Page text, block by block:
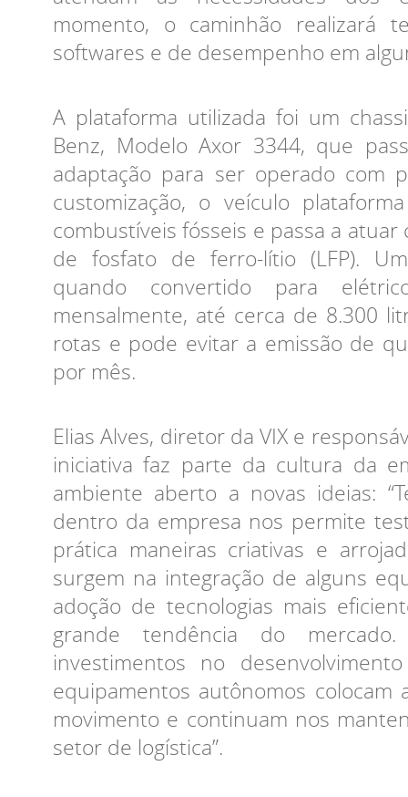
momento, o caminhão realizará
softwares e de desempenho em
A plataforma utilizada foi um
Benz, Modelo Axor 3344, que
adaptação para ser operado com
customização, o veículo
combustíveis fósseis e passa a
de fosfato de ferro-lítio (LFP).
quando convertido para
mensalmente, até cerca de 8.300
rotas e pode evitar a emissão de
por mês.
Elias Alves, diretor da VIX e
iniciativa faz parte da cultura da
ambiente aberto a novas ideias:
dentro da empresa nos permite
prática maneiras criativas e
surgem na integração de alguns
adoção de tecnologias mais
grande tendência do
investimentos no
equipamentos autônomos colocam
movimento e continuam nos
setor de logística”.